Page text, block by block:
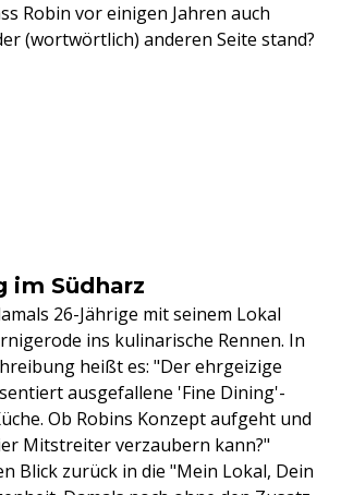
Robin vor einigen Jahren auch
(wortwörtlich) anderen Seite stand?
im Südharz
26-Jährige mit seinem Lokal
ins kulinarische Rennen. In
heißt es: "Der ehrgeizige
ausgefallene 'Fine Dining'-
Ob Robins Konzept aufgeht und
Mitstreiter verzaubern kann?"
Blick zurück in die "Mein Lokal, Dein